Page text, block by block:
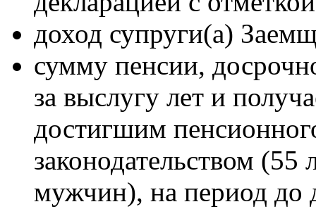
доход супруги(а)
сумму пенсии,
за выслугу лет и
достигшим
законодательством
мужчин), на период до